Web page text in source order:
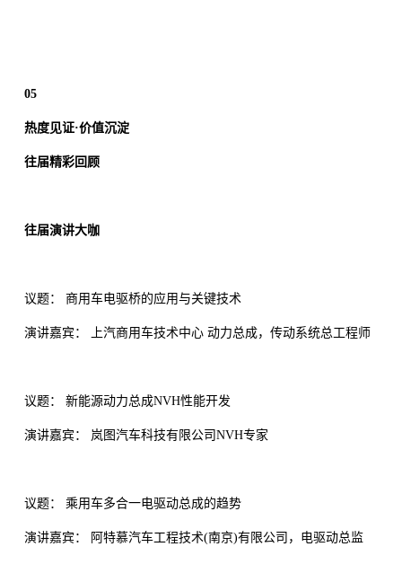
05
热度见证·价值沉淀
往届精彩回顾
往届演讲大咖
议题： 商用车电驱桥的应用与关键技术
演讲嘉宾： 上汽商用车技术中心 动力总成，传动系统总工程师
议题： 新能源动力总成NVH性能开发
演讲嘉宾： 岚图汽车科技有限公司NVH专家
议题： 乘用车多合一电驱动总成的趋势
演讲嘉宾： 阿特慕汽车工程技术(南京)有限公司，电驱动总监